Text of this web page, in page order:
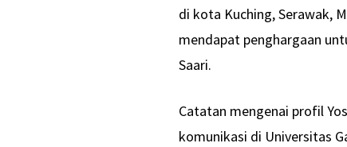
di kota Kuching, Serawak,
mendapat penghargaan
Saari.
Catatan mengenai profil
komunikasi di Universitas